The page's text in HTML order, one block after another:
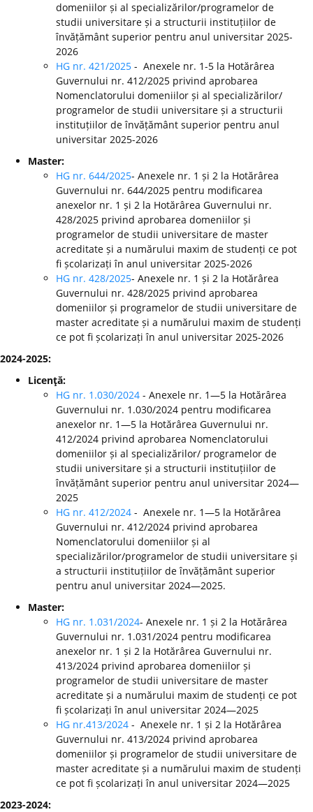
domeniilor și al specializărilor/programelor de
studii universitare și a structurii instituțiilor de
învățământ superior pentru anul universitar 2025-
2026
HG nr. 421/2025 - Anexele nr. 1-5 la Hotărârea
Guvernului nr. 412/2025 privind aprobarea
Nomenclatorului domeniilor și al specializărilor/
programelor de studii universitare și a structurii
instituțiilor de învățământ superior pentru anul
universitar 2025-2026
Master:
HG nr. 644/2025- Anexele nr. 1 și 2 la Hotărârea
Guvernului nr. 644/2025 pentru modificarea
anexelor nr. 1 și 2 la Hotărârea Guvernului nr.
428/2025 privind aprobarea domeniilor și
programelor de studii universitare de master
acreditate și a numărului maxim de studenți ce pot
fi școlarizați în anul universitar 2025-2026
HG nr. 428/2025- Anexele nr. 1 și 2 la Hotărârea
Guvernului nr. 428/2025 privind aprobarea
domeniilor și programelor de studii universitare de
master acreditate și a numărului maxim de studenți
ce pot fi școlarizați în anul universitar 2025-2026
2024-2025:
Licenţă:
HG nr. 1.030/2024 - Anexele nr. 1—5 la Hotărârea
Guvernului nr. 1.030/2024 pentru modificarea
anexelor nr. 1—5 la Hotărârea Guvernului nr.
412/2024 privind aprobarea Nomenclatorului
domeniilor și al specializărilor/ programelor de
studii universitare și a structurii instituțiilor de
învățământ superior pentru anul universitar 2024—
2025
HG nr. 412/2024 - Anexele nr. 1—5 la Hotărârea
Guvernului nr. 412/2024 privind aprobarea
Nomenclatorului domeniilor și al
specializărilor/programelor de studii universitare și
a structurii instituțiilor de învățământ superior
pentru anul universitar 2024—2025.
Master:
HG nr. 1.031/2024- Anexele nr. 1 și 2 la Hotărârea
Guvernului nr. 1.031/2024 pentru modificarea
anexelor nr. 1 și 2 la Hotărârea Guvernului nr.
413/2024 privind aprobarea domeniilor și
programelor de studii universitare de master
acreditate și a numărului maxim de studenți ce pot
fi școlarizați în anul universitar 2024—2025
HG nr.413/2024 - Anexele nr. 1 și 2 la Hotărârea
Guvernului nr. 413/2024 privind aprobarea
domeniilor și programelor de studii universitare de
master acreditate și a numărului maxim de studenți
ce pot fi școlarizați în anul universitar 2024—2025
2023-2024: